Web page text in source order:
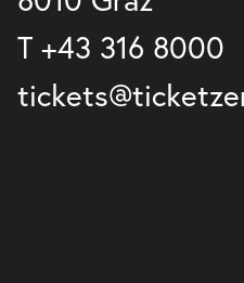
T +43 316 8000